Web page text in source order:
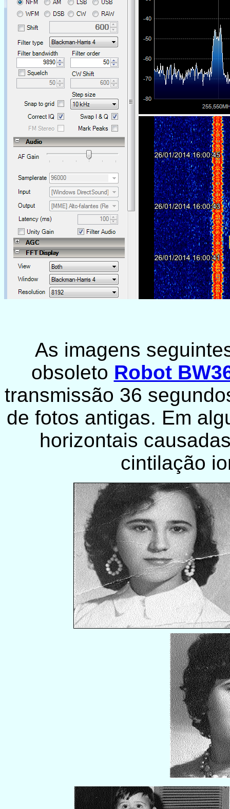
As imagens
obsoleto Robot
transmissão 36
de fotos antigas. Em
horizontais
cintilação